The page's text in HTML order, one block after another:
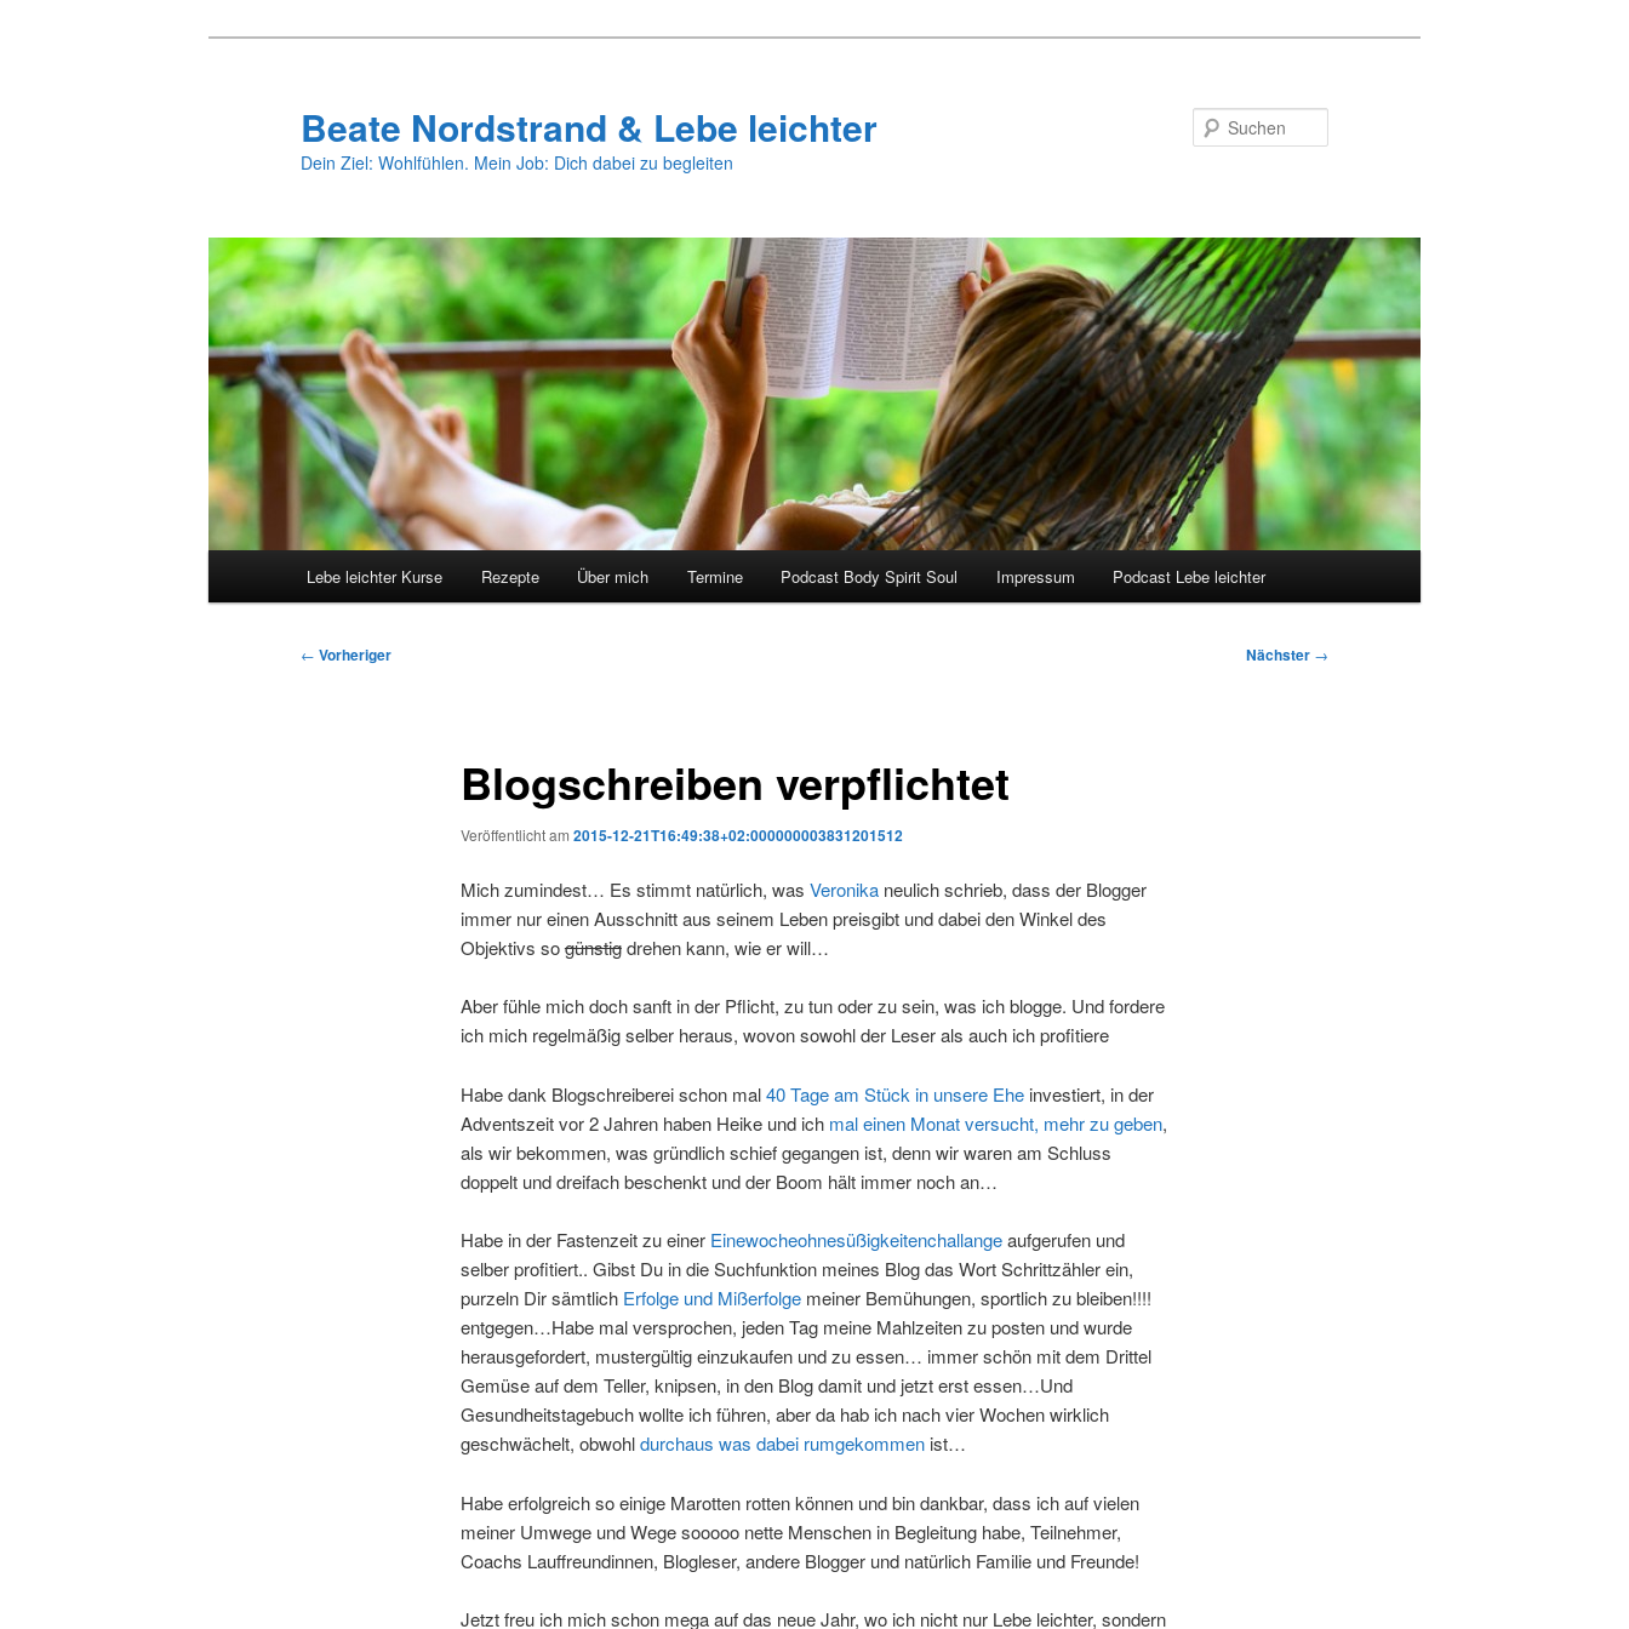
Beate Nordstrand & Lebe leichter
Dein Ziel: Wohlfühlen. Mein Job: Dich dabei zu begleiten
Lebe leichter Kurse Rezepte Über mich Termine Podcast Body Spirit Soul Impressum Podcast Lebe leichter
Beitragsnavigation
← Vorheriger Nächster →
Blogschreiben verpflichtet
Veröffentlicht am 2015-12-21T16:49:38+02:000000003831201512
Mich zumindest… Es stimmt natürlich, was Veronikaneulich schrieb, dass der Blogger
immer nur einen Ausschnitt aus seinem Leben preisgibt und dabei den Winkel des
Objektivs sogünstigdrehen kann, wie er will…
Aber fühle mich doch sanft in der Pflicht, zu tun oder zu sein, was ich blogge. Und fordere
ich mich regelmäßig selber heraus, wovon sowohl der Leser als auch ich profitiere
Habe dank Blogschreiberei schon mal40 Tage am Stück in unsere Eheinvestiert, in der
Adventszeit vor 2 Jahren haben Heike und ich mal einen Monat versucht, mehr zu geben,
als wir bekommen, was gründlich schief gegangen ist, denn wir waren am Schluss
doppelt und dreifach beschenkt und der Boom hält immer noch an…
Habe in der Fastenzeit zu einerEinewocheohnesüßigkeitenchallangeaufgerufen und
selber profitiert.. Gibst Du in die Suchfunktion meines Blog das Wort Schrittzähler ein,
purzeln Dir sämtlich Erfolge und Mißerfolgemeiner Bemühungen, sportlich zu bleiben!!!!
entgegen…Habe mal versprochen, jeden Tag meine Mahlzeiten zu posten und wurde
herausgefordert, mustergültig einzukaufen und zu essen… immer schön mit dem Drittel
Gemüse auf dem Teller, knipsen, in den Blog damit und jetzt erst essen…Und
Gesundheitstagebuch wollte ich führen, aber da hab ich nach vier Wochen wirklich
geschwächelt, obwohldurchaus was dabei rumgekommenist…
Habe erfolgreich so einige Marotten rotten können und bin dankbar, dass ich auf vielen
meiner Umwege und Wege sooooo nette Menschen in Begleitung habe, Teilnehmer,
Coachs Lauffreundinnen, Blogleser, andere Blogger und natürlich Familie und Freunde!
Jetzt freu ich mich schon mega auf das neue Jahr, wo ich nicht nur Lebe leichter, sondern